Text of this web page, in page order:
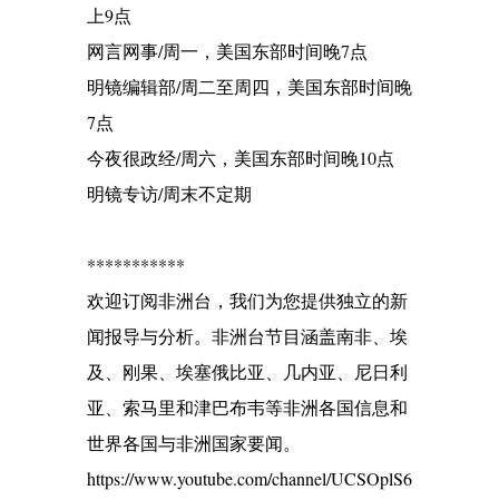
上9点
网言网事/周一，美国东部时间晚7点
明镜编辑部/周二至周四，美国东部时间晚
7点
今夜很政经/周六，美国东部时间晚10点
明镜专访/周末不定期
***********
欢迎订阅非洲台，我们为您提供独立的新
闻报导与分析。非洲台节目涵盖南非、埃
及、刚果、埃塞俄比亚、几内亚、尼日利
亚、索马里和津巴布韦等非洲各国信息和
世界各国与非洲国家要闻。
https://www.youtube.com/channel/UCSOplS6